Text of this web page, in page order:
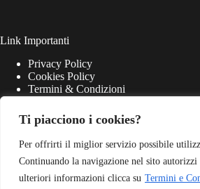
Ti piacciono i cookies?
Per offrirti il miglior servizio possibile
Continuando la navigazione nel sito autorizzi
ulteriori informazioni clicca su Termini e
Link Importanti
Privacy Policy
Cookies Policy
Termini & Condizioni